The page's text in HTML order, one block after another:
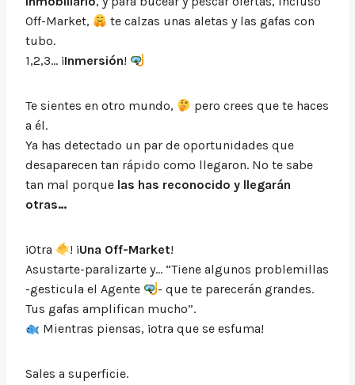
Off-Market,
te calzas unas aletas y las gafas con
tubo.
1,2,3… ¡Inmersión!
Te sientes en otro mundo,
pero crees que te haces
a él.
Ya has detectado un par de oportunidades que
desaparecen tan rápido como llegaron. No te sabe
tan mal porque las has reconocido y llegarán
otras…
¡Otra ! ¡Una Off-Market!
Asustarte-paralizarte y… “Tiene algunos problemillas
-gesticula el Agente
- que te parecerán grandes.
Tus gafas amplifican mucho”.
Mientras piensas, ¡otra que se esfuma!
Sales a superficie.